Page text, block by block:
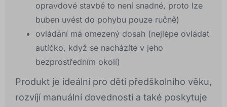
opravdové stavbě to není snadné, proto lze
buben uvést do pohybu pouze ručně)
ovládání má omezený dosah (nejlépe ovládat
autíčko, když se nacházíte v jeho
bezprostředním okolí)
Produkt je ideální pro děti předškolního věku,
rozvíjí manuální dovednosti a také poskytuje